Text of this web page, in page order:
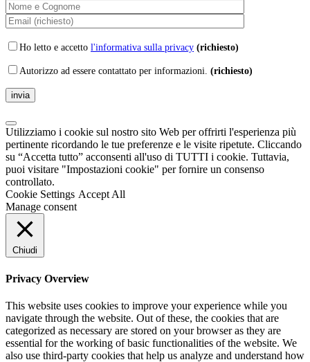
Ho letto e accetto l'informativa sulla privacy (richiesto)
Autorizzo ad essere contattato per informazioni. (richiesto)
Utilizziamo i cookie sul nostro sito Web per offrirti l'esperienza più
pertinente ricordando le tue preferenze e le visite ripetute. Cliccando
su “Accetta tutto” acconsenti all'uso di TUTTI i cookie. Tuttavia,
puoi visitare "Impostazioni cookie" per fornire un consenso
controllato.
Cookie Settings Accept All
Manage consent
Chiudi
Privacy Overview
This website uses cookies to improve your experience while you
navigate through the website. Out of these, the cookies that are
categorized as necessary are stored on your browser as they are
essential for the working of basic functionalities of the website. We
also use third-party cookies that help us analyze and understand how